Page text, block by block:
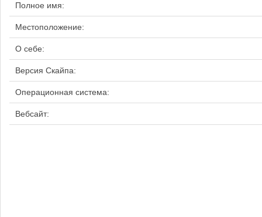
Полное имя:
Местоположение:
О себе:
Версия Скайпа:
Операционная система:
Вебсайт: